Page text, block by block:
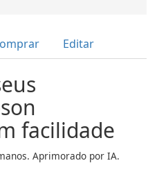
Editar
facilidade
Aprimorado por IA.